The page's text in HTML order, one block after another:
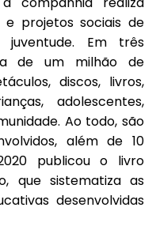
e projetos sociais de
Em três
de um milhão de
discos, livros,
adolescentes,
Ao todo, são
além de 10
publicou o livro
que sistematiza as
desenvolvidas